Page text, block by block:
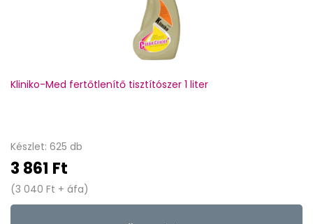
Kliniko-Med fertőtlenítő tisztítószer 1 liter
Készlet: 625 db
3 861 Ft
(3 040 Ft + áfa)